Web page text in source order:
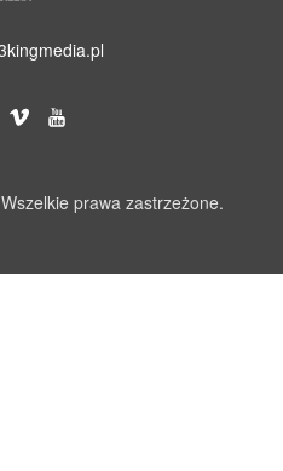
prawa zastrzeżone.